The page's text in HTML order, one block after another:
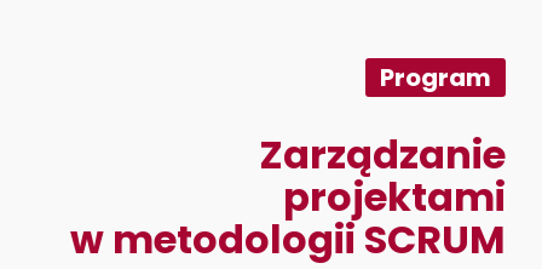
Program
Zarządzanie
projektami
w metodologii SCRUM